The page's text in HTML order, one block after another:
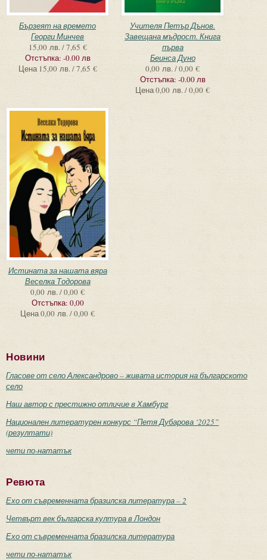
Бързеят на времето
Георги Минчев
15,00 лв. / 7,65 €
Отстъпка: -0.00 лв
Цена 15,00 лв. / 7,65 €
Учителя Петър Дънов.
Завещана мъдрост. Книга
първа
Беинса Дуно
0,00 лв. / 0,00 €
Отстъпка: -0.00 лв
Цена0,00 лв. / 0,00 €
Истината за нашата вяра
Веселка Тодорова
0,00 лв. / 0,00 €
Отстъпка: 0,00
Цена0,00 лв. / 0,00 €
Новини
Гласове от село Александрово – живата история на българското
село
Наш автор с престижно отличие в Хамбург
Национален литературен конкурс “Петя Дубарова ‘2025”
(резултати)
чети по-нататък
Ревюта
Ехо от съвременната бразилска литература – 2
Четвърт век българска култура в Лондон
Ехо от съвременната бразилска литература
чети по-нататък